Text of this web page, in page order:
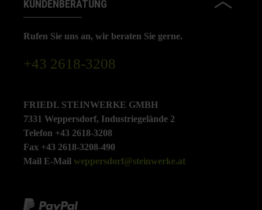
KUNDENBERATUNG
Rufen Sie uns an, wir beraten Sie gerne.
+43 2618-3208
FRIEDL STEINWERKE GMBH
7331 Weppersdorf, Industriegelände 2
Telefon +43 2618-3208
Fax +43 2618-3208-490
Mail E-Mail weppersdorf@steinwerke.at